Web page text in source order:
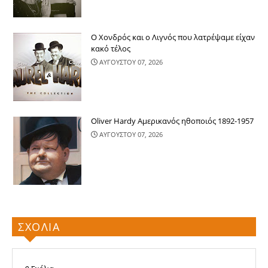
Ο Χονδρός και ο Λιγνός που λατρέψαμε είχαν
κακό τέλος
ΑΥΓΟΥΣΤΟΥ 07, 2026
Oliver Hardy Αμερικανός ηθοποιός 1892-1957
ΑΥΓΟΥΣΤΟΥ 07, 2026
ΣΧΟΛΙΑ